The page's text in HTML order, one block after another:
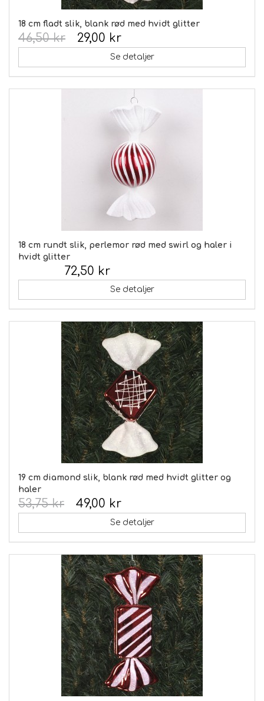
18 cm fladt slik, blank rød med hvidt glitter
29,00 kr
46,50 kr
Se detaljer
18 cm rundt slik, perlemor rød med swirl og haler i
hvidt glitter
72,50 kr
Se detaljer
19 cm diamond slik, blank rød med hvidt glitter og
haler
49,00 kr
53,75 kr
Se detaljer